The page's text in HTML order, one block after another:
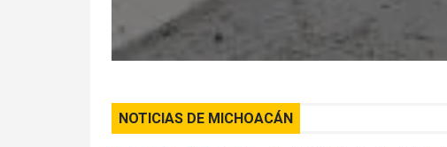
NOTICIAS DE MICHOACÁN